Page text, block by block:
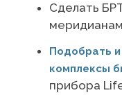
Сделать
Подобрать и
комплексы
прибора